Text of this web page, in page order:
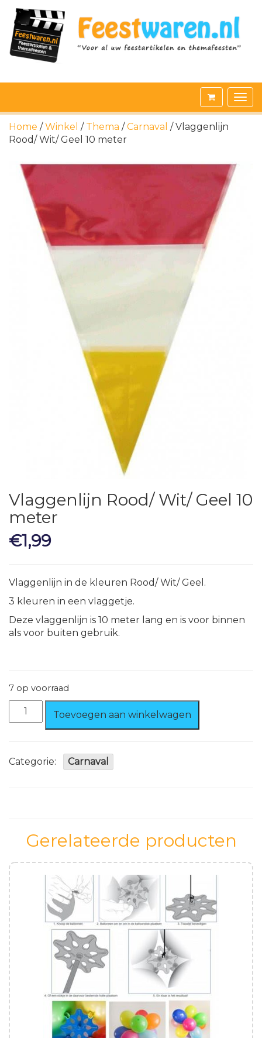
Home /Winkel / Thema /Carnaval / Vlaggenlijn
Rood/ Wit/ Geel 10 meter
Vlaggenlijn Rood/ Wit/ Geel 10
meter
€1,99
Vlaggenlijn in de kleuren Rood/ Wit/ Geel.
3 kleuren in een vlaggetje.
Deze vlaggenlijn is 10 meter lang en is voor binnen
als voor buiten gebruik.
7 op voorraad
Vlaggenlijn
10
meter
Toevoegen aan winkelwagen
Categorie: Carnaval
Gerelateerde producten